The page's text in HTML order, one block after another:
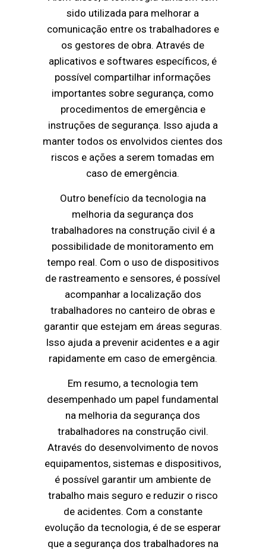
sido utilizada para melhorar a
comunicação entre os trabalhadores e
os gestores de obra. Através de
aplicativos e softwares específicos, é
possível compartilhar informações
importantes sobre segurança, como
procedimentos de emergência e
instruções de segurança. Isso ajuda a
manter todos os envolvidos cientes dos
riscos e ações a serem tomadas em
caso de emergência.
Outro benefício da tecnologia na
melhoria da segurança dos
trabalhadores na construção civil é a
possibilidade de monitoramento em
tempo real. Com o uso de dispositivos
de rastreamento e sensores, é possível
acompanhar a localização dos
trabalhadores no canteiro de obras e
garantir que estejam em áreas seguras.
Isso ajuda a prevenir acidentes e a agir
rapidamente em caso de emergência.
Em resumo, a tecnologia tem
desempenhado um papel fundamental
na melhoria da segurança dos
trabalhadores na construção civil.
Através do desenvolvimento de novos
equipamentos, sistemas e dispositivos,
é possível garantir um ambiente de
trabalho mais seguro e reduzir o risco
de acidentes. Com a constante
evolução da tecnologia, é de se esperar
que a segurança dos trabalhadores na